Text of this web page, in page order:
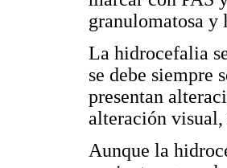
granulomatosa y
La hidrocefalia
se debe siempre
presentan
alteración
Aunque la